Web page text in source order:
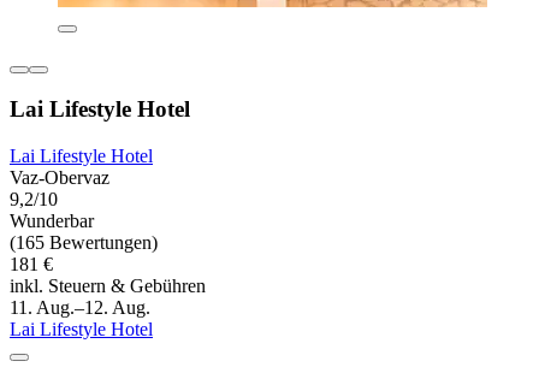
Lai Lifestyle Hotel
Lai Lifestyle Hotel
Vaz-Obervaz
9,2/10
Wunderbar
(165 Bewertungen)
181 €
inkl. Steuern & Gebühren
11. Aug.–12. Aug.
Lai Lifestyle Hotel